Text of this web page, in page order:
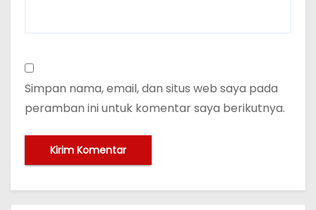
Simpan nama, email, dan situs web saya pada
peramban ini untuk komentar saya berikutnya.